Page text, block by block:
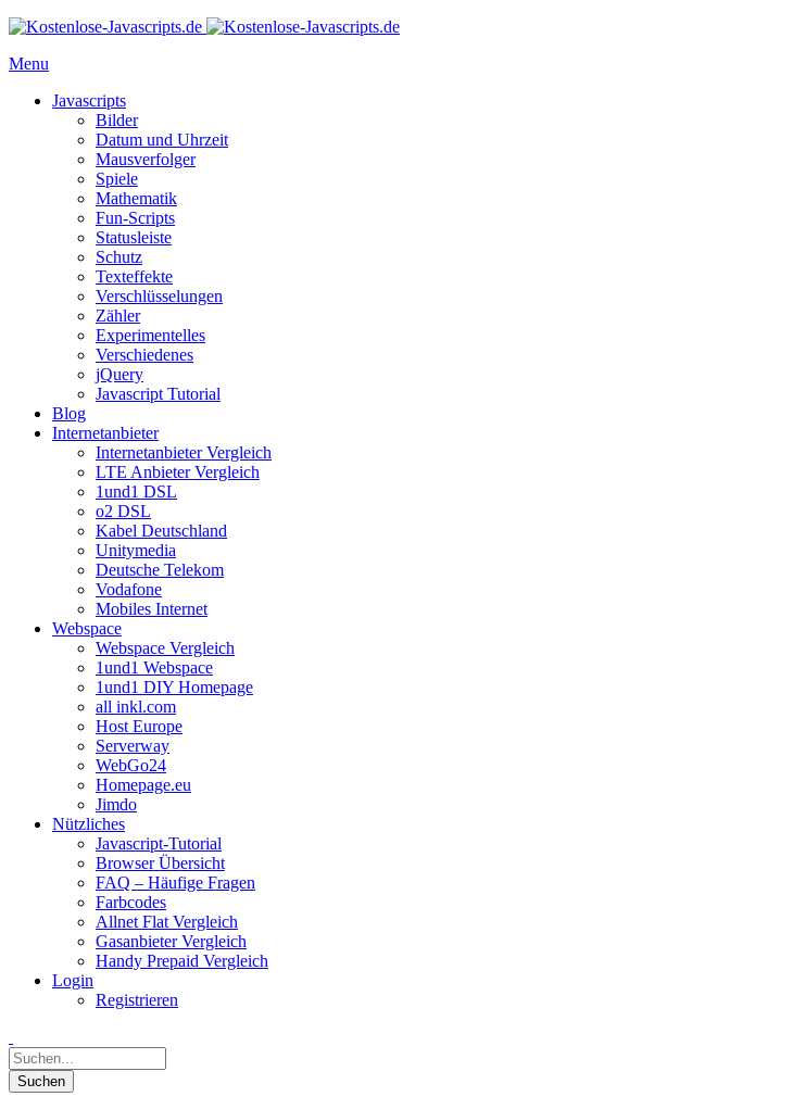
Menu
Javascripts
Bilder
Datum und Uhrzeit
Mausverfolger
Spiele
Mathematik
Fun-Scripts
Statusleiste
Schutz
Texteffekte
Verschlüsselungen
Zähler
Experimentelles
Verschiedenes
jQuery
Javascript Tutorial
Blog
Internetanbieter
Internetanbieter Vergleich
LTE Anbieter Vergleich
1und1 DSL
o2 DSL
Kabel Deutschland
Unitymedia
Deutsche Telekom
Vodafone
Mobiles Internet
Webspace
Webspace Vergleich
1und1 Webspace
1und1 DIY Homepage
all inkl.com
Host Europe
Serverway
WebGo24
Homepage.eu
Jimdo
Nützliches
Javascript-Tutorial
Browser Übersicht
FAQ – Häufige Fragen
Farbcodes
Allnet Flat Vergleich
Gasanbieter Vergleich
Handy Prepaid Vergleich
Login
Registrieren